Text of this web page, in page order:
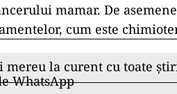
mamar. De
cum este
mereu la curent cu toate
WhatsApp